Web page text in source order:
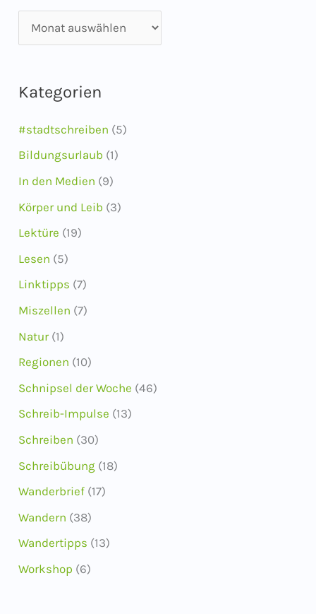
r
h
Kategorien
#stadtschreiben (5)
Bildungsurlaub (1)
In den Medien (9)
Körper und Leib (3)
Lektüre (19)
Lesen (5)
Linktipps (7)
Miszellen (7)
Natur(1)
Regionen (10)
Schnipsel der Woche (46)
Schreib-Impulse (13)
Schreiben (30)
Schreibübung (18)
Wanderbrief (17)
Wandern (38)
Wandertipps (13)
Workshop (6)